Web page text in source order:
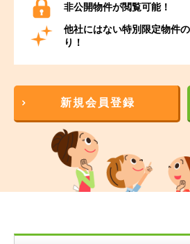
非公開物件が閲覧可能！
他社にはない特別限定物件
り！
新規会員登録